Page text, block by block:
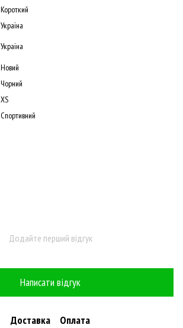
Короткий
Україна
Україна
Новий
Чорний
XS
Спортивний
Додайте перший відгук
Написати відгук
Доставка Оплата